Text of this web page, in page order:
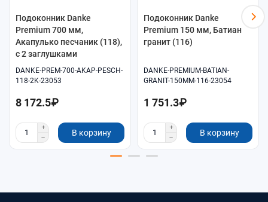
Подоконник Danke
Premium 700 мм,
Акапулько песчаник (118),
с 2 заглушками
DANKE-PREM-700-AKAP-PESCH-
118-2K-23053
8 172.5₽
В корзину
Подоконник Danke
Premium 150 мм, Батиан
гранит (116)
DANKE-PREMIUM-BATIAN-
GRANIT-150MM-116-23054
1 751.3₽
В корзину